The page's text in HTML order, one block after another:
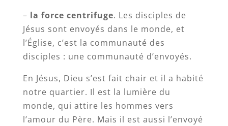
– la force centrifuge. Les disciples de
Jésus sont envoyés dans le monde, et
l’Église, c’est la communauté des
disciples : une communauté d’envoyés.
En Jésus, Dieu s’est fait chair et il a habité
notre quartier. Il est la lumière du
monde, qui attire les hommes vers
l’amour du Père. Mais il est aussi l’envoyé